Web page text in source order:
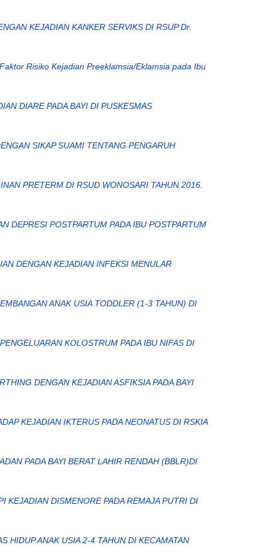
KEJADIAN KANKER SERVIKS DI RSUP Dr.
Risiko Kejadian Preeklamsia/Eklamsia pada Ibu
DIARE PADA BAYI DI PUSKESMAS
SIKAP SUAMI TENTANG PENGARUH
PRETERM DI RSUD WONOSARI TAHUN 2016.
DEPRESI POSTPARTUM PADA IBU POSTPARTUM
DENGAN KEJADIAN INFEKSI MENULAR
ANAK USIA TODDLER (1-3 TAHUN) DI
KOLOSTRUM PADA IBU NIFAS DI
DENGAN KEJADIAN ASFIKSIA PADA BAYI
KEJADIAN IKTERUS PADA NEONATUS DI RSKIA
PADA BAYI BERAT LAHIR RENDAH (BBLR)DI
KEJADIAN DISMENORE PADA REMAJA PUTRI DI
HIDUP ANAK USIA 2-4 TAHUN DI KECAMATAN